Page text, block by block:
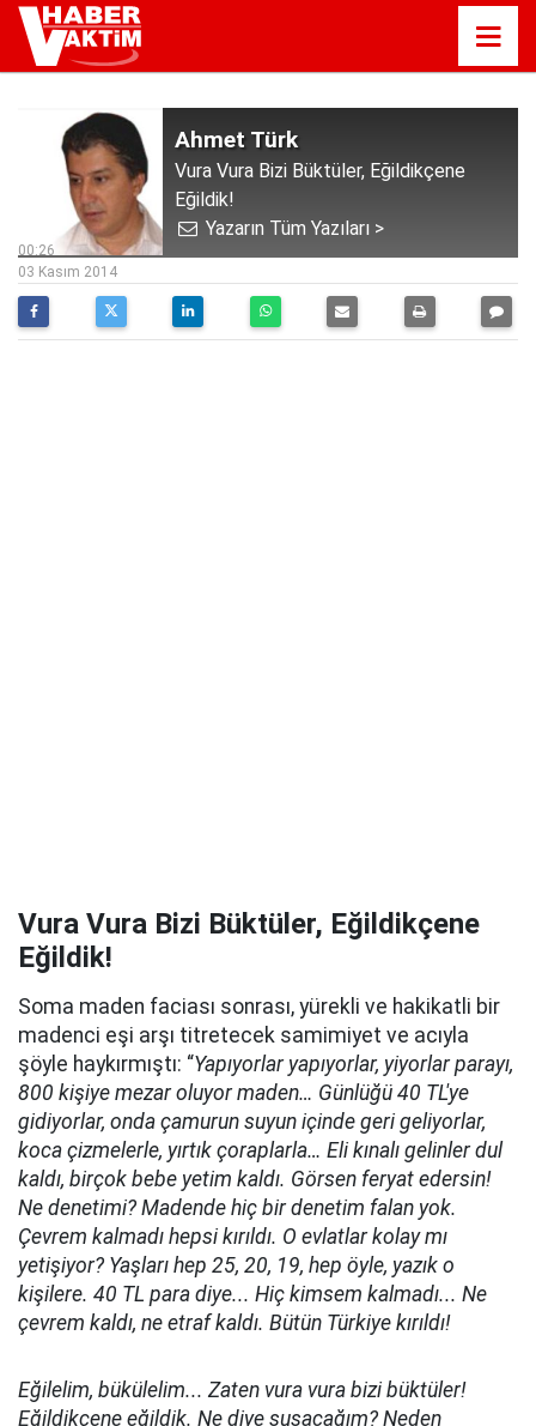
Ahmet Türk
Vura Vura Bizi Büktüler, Eğildikçene
Eğildik!
Yazarın Tüm Yazıları >
00:26
03 Kasım 2014
Vura Vura Bizi Büktüler, Eğildikçene
Eğildik!
Soma maden faciası sonrası, yürekli ve hakikatli bir
madenci eşi arşı titretecek samimiyet ve acıyla
şöyle haykırmıştı: “Yapıyorlar yapıyorlar, yiyorlar parayı,
800 kişiye mezar oluyor maden… Günlüğü 40 TL'ye
gidiyorlar, onda çamurun suyun içinde geri geliyorlar,
koca çizmelerle, yırtık çoraplarla… Eli kınalı gelinler dul
kaldı, birçok bebe yetim kaldı. Görsen feryat edersin!
Ne denetimi? Madende hiç bir denetim falan yok.
Çevrem kalmadı hepsi kırıldı. O evlatlar kolay mı
yetişiyor? Yaşları hep 25, 20, 19, hep öyle, yazık o
kişilere. 40 TL para diye... Hiç kimsem kalmadı... Ne
çevrem kaldı, ne etraf kaldı. Bütün Türkiye kırıldı!
Eğilelim, bükülelim... Zaten vura vura bizi büktüler!
Eğildikçene eğildik. Ne diye susacağım? Neden